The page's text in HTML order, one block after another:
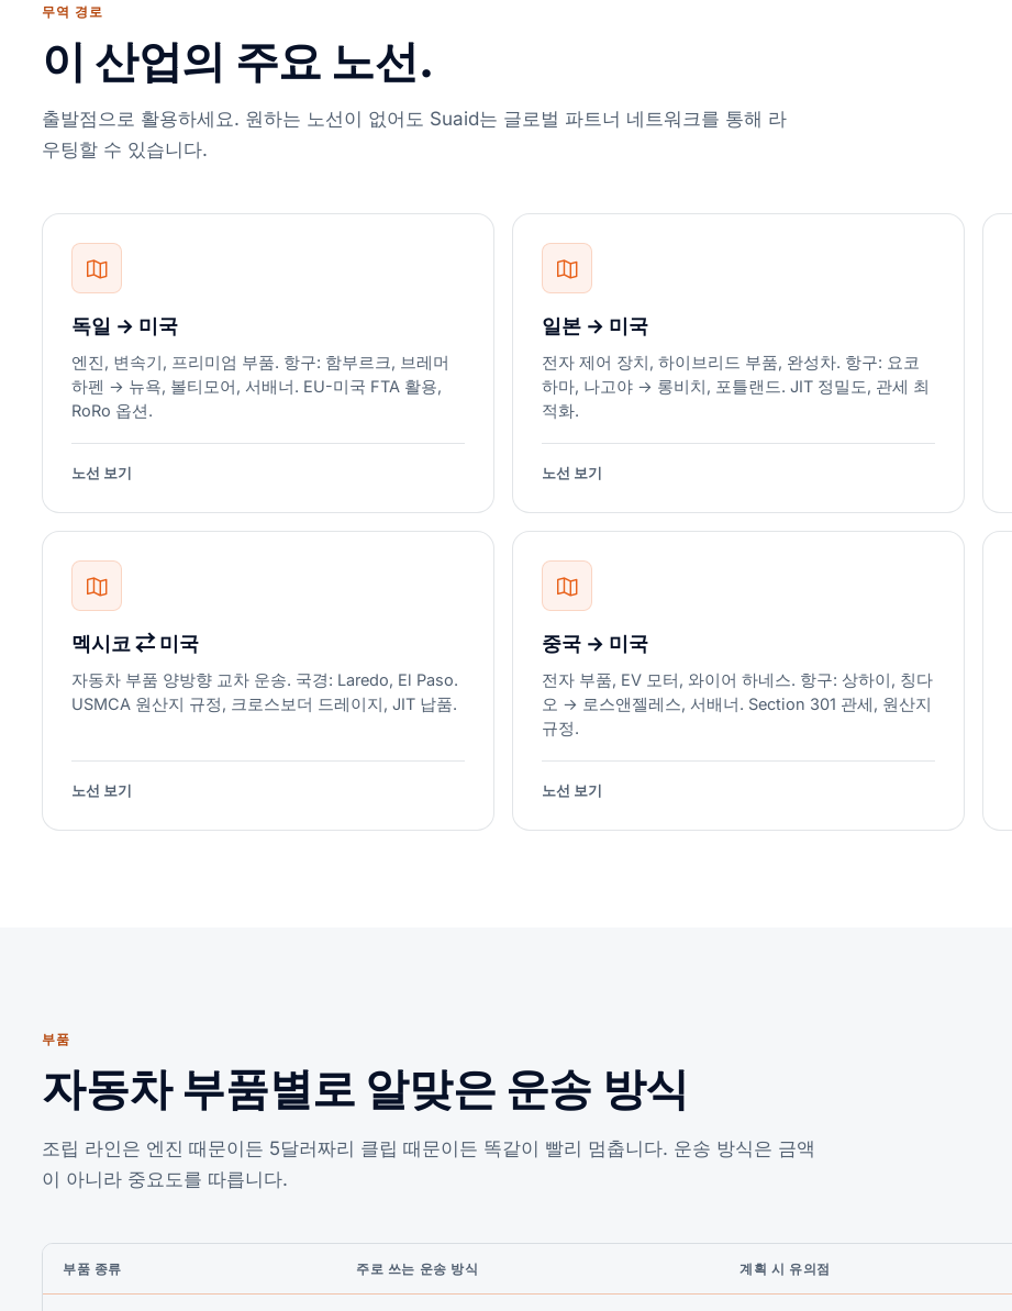
무역 경로
이 산업의 주요 노선.
출발점으로 활용하세요. 원하는 노선이 없어도 Suaid는 글로벌 파트너 네트워크를 통해 라
우팅할 수 있습니다.
독일 → 미국
엔진, 변속기, 프리미엄 부품. 항구: 함부르크, 브레머
하펜 → 뉴욕, 볼티모어, 서배너. EU-미국 FTA 활용,
RoRo 옵션.
노선 보기
일본 → 미국
전자 제어 장치, 하이브리드 부품, 완성차. 항구: 요코
하마, 나고야 → 롱비치, 포틀랜드. JIT 정밀도, 관세 최
적화.
노선 보기
멕시코 ⇄ 미국
자동차 부품 양방향 교차 운송. 국경: Laredo, El Paso.
USMCA 원산지 규정, 크로스보더 드레이지, JIT 납품.
노선 보기
중국 → 미국
전자 부품, EV 모터, 와이어 하네스. 항구: 상하이, 칭다
오 → 로스앤젤레스, 서배너. Section 301 관세, 원산지
규정.
노선 보기
부품
자동차 부품별로 알맞은 운송 방식
조립 라인은 엔진 때문이든 5달러짜리 클립 때문이든 똑같이 빨리 멈춥니다. 운송 방식은 금액
이 아니라 중요도를 따릅니다.
부품 종류 주로 쓰는 운송 방식 계획 시 유의점